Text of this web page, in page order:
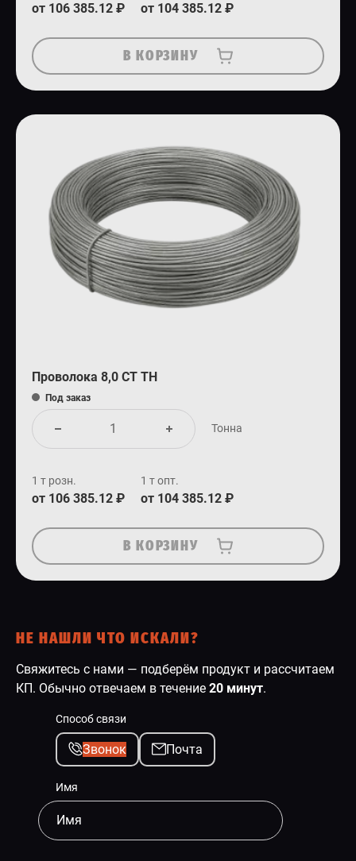
от 106 385.12 ₽ от 104 385.12 ₽
В КОРЗИНУ
Проволока 8,0 СТ ТН
Под заказ
Тонна
1 т розн.
от 106 385.12 ₽
1 т опт.
от 104 385.12 ₽
В КОРЗИНУ
НЕ НАШЛИ ЧТО ИСКАЛИ?
Свяжитесь с нами — подберём продукт и рассчитаем
КП. Обычно отвечаем в течение 20 минут.
Способ связи
Звонок Почта
Имя